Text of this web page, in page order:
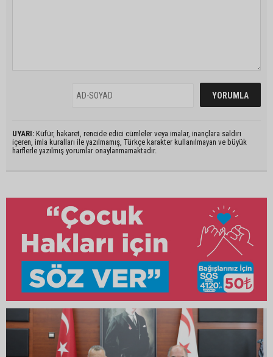
UYARI: Küfür, hakaret, rencide edici cümleler veya imalar, inançlara saldırı
içeren, imla kuralları ile yazılmamış, Türkçe karakter kullanılmayan ve büyük
harflerle yazılmış yorumlar onaylanmamaktadır.